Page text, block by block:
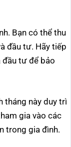
Bạn có thể thu
đầu tư. Hãy tiếp
tư để bảo
tháng này duy trì
gia vào các
trong gia đình.